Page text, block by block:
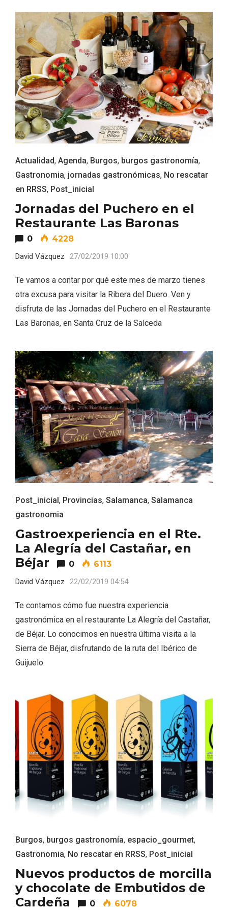
Actualidad, Agenda, Burgos, burgos gastronomía,
Gastronomia, jornadas gastronómicas, No rescatar
en RRSS, Post_inicial
Jornadas del Puchero en el
Restaurante Las Baronas
0 4228
David Vázquez 27/02/2019 10:00
Te vamos a contar por qué este mes de marzo tienes
otra excusa para visitar la Ribera del Duero. Ven y
disfruta de las Jornadas del Puchero en el Restaurante
Las Baronas, en Santa Cruz de la Salceda
Post_inicial, Provincias, Salamanca, Salamanca
gastronomia
Gastroexperiencia en el Rte.
La Alegría del Castañar, en
Béjar
0 6113
David Vázquez 22/02/2019 04:54
Te contamos cómo fue nuestra experiencia
gastronómica en el restaurante La Alegría del Castañar,
de Béjar. Lo conocimos en nuestra última visita a la
Sierra de Béjar, disfrutando de la ruta del Ibérico de
Guijuelo
Burgos, burgos gastronomía, espacio_gourmet,
Gastronomia, No rescatar en RRSS, Post_inicial
Nuevos productos de morcilla
y chocolate de Embutidos de
Cardeña
0 6078
El Cronicón de Oña sale a la calle
Conciertos gratuitos del coro Wetherby
Preparatory School en Ávila y Salamanca
VII Feria del Vino de Sotillo 2026 ‘Sotillo,
el Vino y Yo’
Feria del Vino de Toro 2026; descubre
“Otros Vinos de Toro”